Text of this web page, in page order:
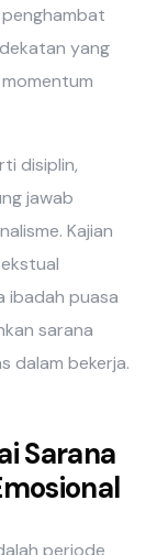
yang
disiplin,
jawab
Kajian
ibadah puasa
sarana
dalam bekerja.
Sarana